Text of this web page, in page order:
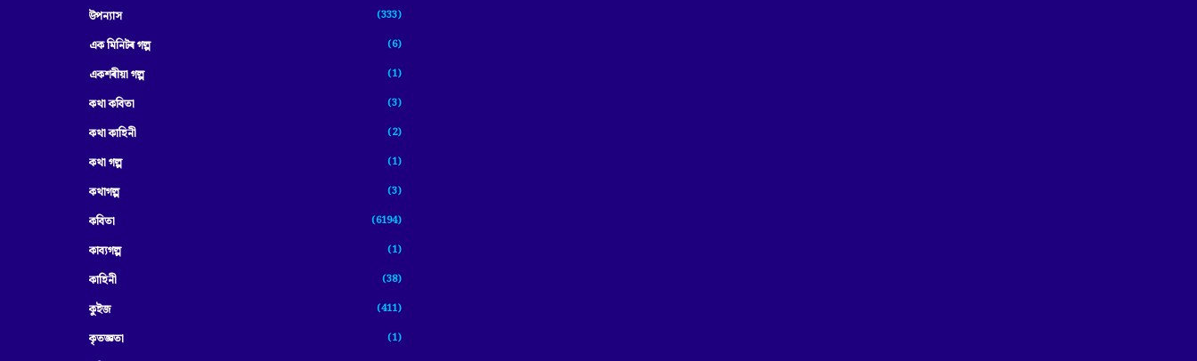
উপন্যাস (333)
এক মিনিটৰ গল্প (6)
একশৰীয়া গল্প (1)
কথা কবিতা (3)
কথা কাহিনী (2)
কথা গল্প (1)
কথাগল্প (3)
কবিতা (6194)
কাব্যগল্প (1)
কাহিনী (38)
কুইজ (411)
কৃতজ্ঞতা (1)